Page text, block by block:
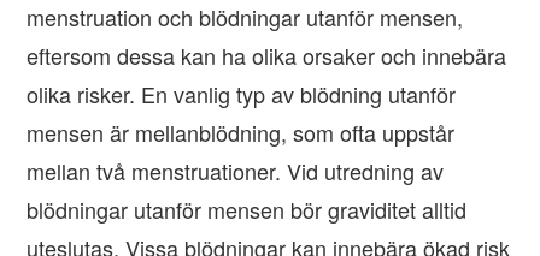
menstruation och blödningar utanför mensen,
eftersom dessa kan ha olika orsaker och innebära
olika risker. En vanlig typ av blödning utanför
mensen är mellanblödning, som ofta uppstår
mellan två menstruationer. Vid utredning av
blödningar utanför mensen bör graviditet alltid
uteslutas. Vissa blödningar kan innebära ökad risk